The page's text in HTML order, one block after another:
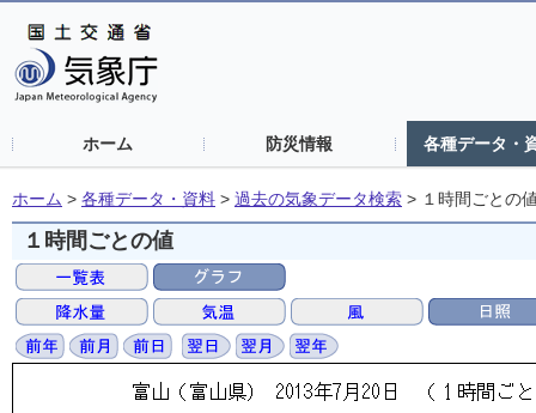
ホーム 防災情報 各種データ・
ホーム > 各種データ・資料 > 過去の気象データ検索 > １時間ごとの
１時間ごとの値